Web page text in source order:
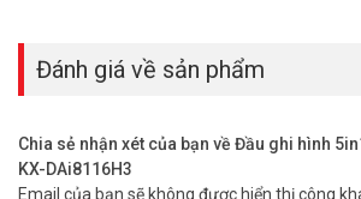
Đánh giá về sản phẩm
Chia sẻ nhận xét của bạn về Đầu ghi hình
KX-DAi8116H3
Email của bạn sẽ không được hiển thị công